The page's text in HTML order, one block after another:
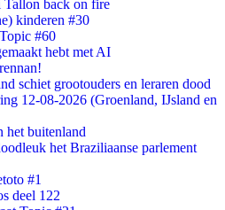
back on fire
kinderen #30
#60
hebt met AI
schiet grootouders en leraren dood
12-08-2026 (Groenland, IJsland en
het buitenland
het Braziliaanse parlement
#1
deel 122